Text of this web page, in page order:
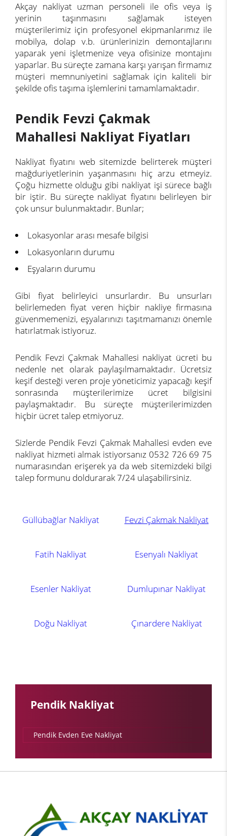
Akçay nakliyat uzman personeli ile ofis veya iş
yerinin taşınmasını sağlamak isteyen
müşterilerimiz için profesyonel ekipmanlarımız ile
mobilya, dolap v.b. ürünlerinizin demontajlarını
yaparak yeni işletmenize veya ofisinize montajını
yaparlar. Bu süreçte zamana karşı yarışan firmamız
müşteri memnuniyetini sağlamak için kaliteli bir
şekilde ofis taşıma işlemlerini tamamlamaktadır.
Pendik Fevzi Çakmak
Mahallesi Nakliyat Fiyatları
Nakliyat fiyatını web sitemizde belirterek müşteri
mağduriyetlerinin yaşanmasını hiç arzu etmeyiz.
Çoğu hizmette olduğu gibi nakliyat işi sürece bağlı
bir iştir. Bu süreçte nakliyat fiyatını belirleyen bir
çok unsur bulunmaktadır. Bunlar;
Lokasyonlar arası mesafe bilgisi
Lokasyonların durumu
Eşyaların durumu
Gibi fiyat belirleyici unsurlardır. Bu unsurları
belirlemeden fiyat veren hiçbir nakliye firmasına
güvenmemenizi, eşyalarınızı taşıtmamanızı önemle
hatırlatmak istiyoruz.
Pendik Fevzi Çakmak Mahallesi nakliyat ücreti bu
nedenle net olarak paylaşılmamaktadır. Ücretsiz
keşif desteği veren proje yöneticimiz yapacağı keşif
sonrasında müşterilerimize ücret bilgisini
paylaşmaktadır. Bu süreçte müşterilerimizden
hiçbir ücret talep etmiyoruz.
Sizlerde Pendik Fevzi Çakmak Mahallesi evden eve
nakliyat hizmeti almak istiyorsanız 0532 726 69 75
numarasından erişerek ya da web sitemizdeki bilgi
talep formunu doldurarak 7/24 ulaşabilirsiniz.
Güllübağlar Nakliyat Fevzi Çakmak Nakliyat
Fatih Nakliyat Esenyalı Nakliyat
Esenler Nakliyat Dumlupınar Nakliyat
Doğu Nakliyat Çınardere Nakliyat
Pendik Nakliyat
Pendik Evden Eve Nakliyat